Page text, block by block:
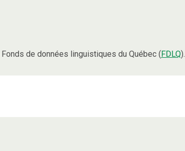
de données linguistiques du Québec (FDLQ).